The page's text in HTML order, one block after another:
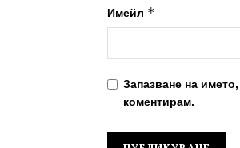
Имейл *
Запазване на
коментирам.